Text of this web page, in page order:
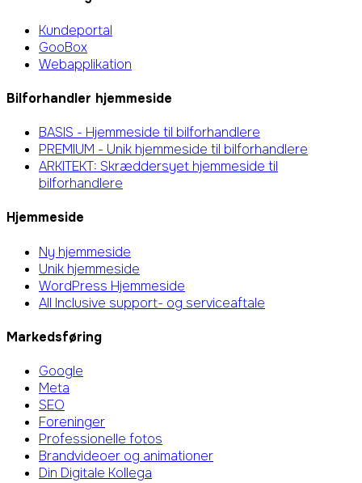
Kundeportal
GooBox
Webapplikation
Bilforhandler hjemmeside
BASIS - Hjemmeside til bilforhandlere
PREMIUM - Unik hjemmeside til bilforhandlere
ARKITEKT: Skræddersyet hjemmeside til
bilforhandlere
Hjemmeside
Ny hjemmeside
Unik hjemmeside
WordPress Hjemmeside
All Inclusive support- og serviceaftale
Markedsføring
Google
Meta
SEO
Foreninger
Professionelle fotos
Brandvideoer og animationer
Din Digitale Kollega